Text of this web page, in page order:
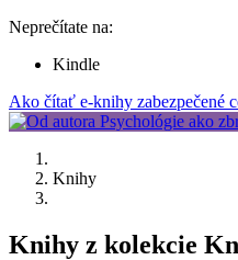
Neprečítate na:
Kindle
Ako čítať e-knihy zabezpečené
Knihy
Knihy z kolekcie